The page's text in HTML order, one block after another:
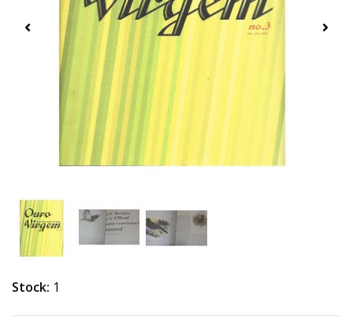
Stock: 1